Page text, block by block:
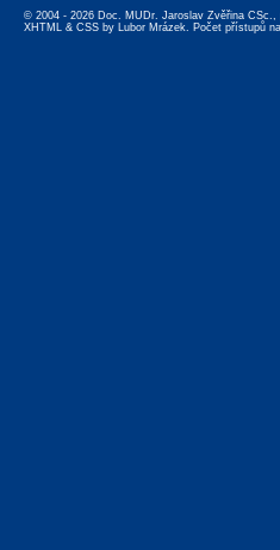
© 2004 - 2026 Doc. MUDr. Jaroslav Zvěřina CSc.,
XHTML & CSS by Lubor Mrázek. Počet přístupů